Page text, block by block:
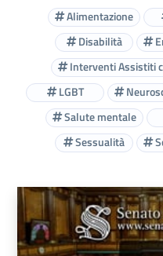
Alimentazione
Disabilità
Interventi Assistiti
LGBT
Salute mentale
Sessualità
Elenco Video